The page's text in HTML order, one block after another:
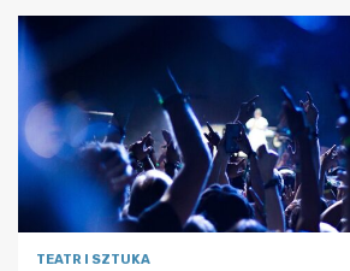
TEATR I SZTUKA